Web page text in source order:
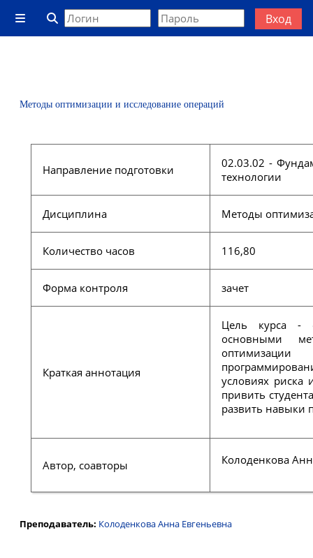
Перейти к основному содержанию
Боковая панель
Изменить данные поисковой строки
Вход
Методы оптимизации и исследование операций
Направление подготовки
02.03.02 -
технологии
Дисциплина Методы
Количество часов 116,80
Форма контроля зачет
Краткая аннотация
Цель курса -
основными
условиях риска
привить
развить навыки
Автор, соавторы Колоденкова
Преподаватель: Колоденкова Анна Евгеньевна